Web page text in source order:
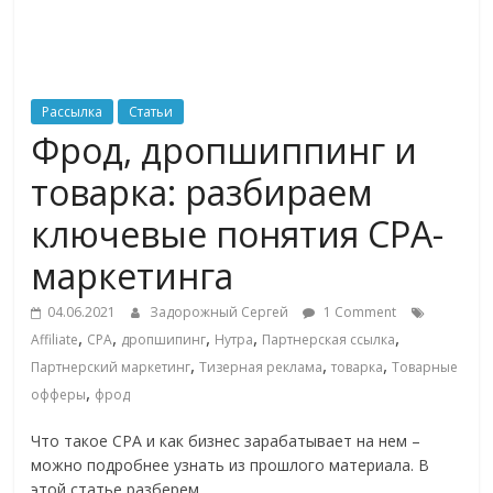
логистике,
технологиях,
соцсетях
Портал
об
онлайн-
торговле,
сервисах
Commerce,
Рассылка Статьи
Фрод, дропшиппинг и
товарка: разбираем
ключевые понятия CPA-
маркетинга
04.06.2021 Задорожный Сергей
1 Comment
Affiliate, CPA, дропшипинг, Нутра, Партнерская ссылка,
Партнерский маркетинг,Тизерная реклама,товарка,Товарные
офферы, фрод
Что такое CPA и как бизнес зарабатывает на нем –
можно подробнее узнать из прошлого материала. В